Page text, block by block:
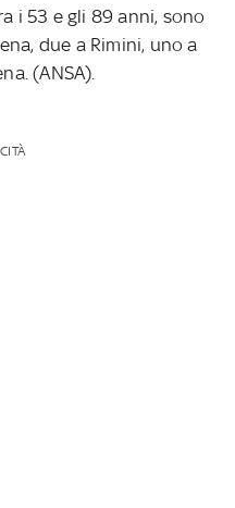
i 53 e gli 89 anni, sono
due a Rimini, uno a
(ANSA).